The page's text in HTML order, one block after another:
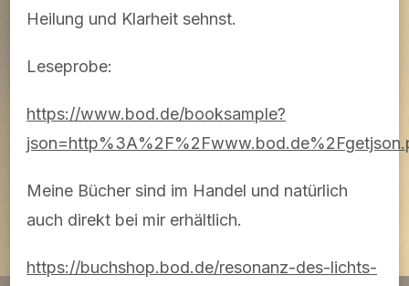
Heilung und Klarheit sehnst.
Leseprobe:
https://www.bod.de/booksample?
Meine Bücher sind im Handel und natürlich
auch direkt bei mir erhältlich.
https://buchshop.bod.de/resonanz-des-lichts-